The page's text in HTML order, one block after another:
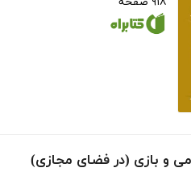
و بازی (در فضای مجازی)